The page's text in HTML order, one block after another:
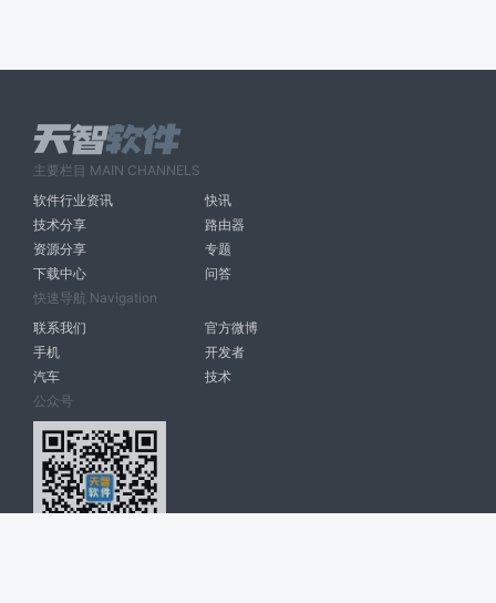
主要栏目 MAIN CHANNELS
软件行业资讯
快讯
技术分享
路由器
资源分享
专题
下载中心
问答
快速导航 Navigation
联系我们
官方微博
手机
开发者
汽车
技术
公众号